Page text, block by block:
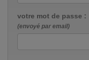
votre mot de passe :
(envoyé par email)